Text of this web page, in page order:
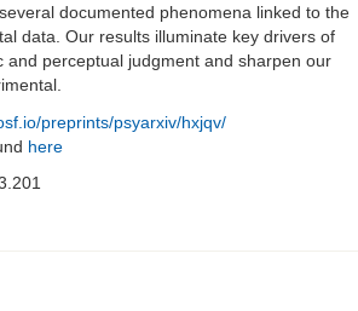
documented phenomena linked to the
data. Our results illuminate key drivers of
perceptual judgment and sharpen our
preprints/psyarxiv/hxjqv/
here